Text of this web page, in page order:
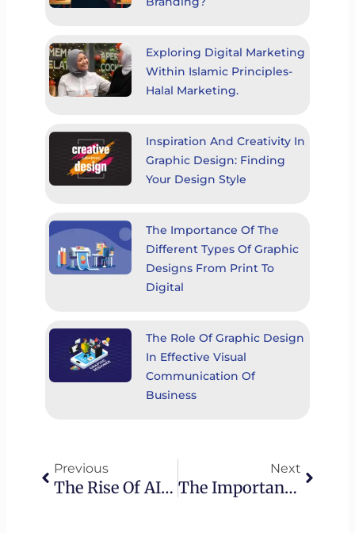
Exploring Digital Marketing
Within Islamic Principles-
Halal Marketing.
Inspiration And Creativity In
Graphic Design: Finding
Your Design Style
The Importance Of The
Different Types Of Graphic
Designs From Print To
Digital
The Role Of Graphic Design
In Effective Visual
Communication Of
Business
Previous
The Rise Of AI In Digital Marketing: Challenges And Opportunities For Marketers
Next
The Importance Of Online Reputation Management